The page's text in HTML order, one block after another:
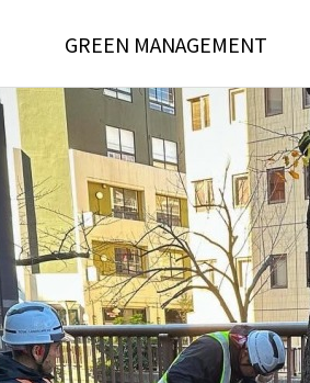
GREEN MANAGEMENT
GREEN
MAINTENANCE